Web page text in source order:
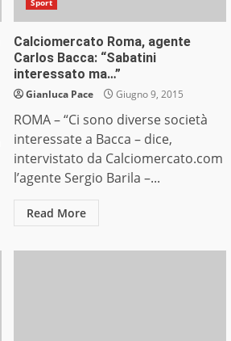
Sport
Calciomercato Roma, agente
Carlos Bacca: “Sabatini
interessato ma…”
Gianluca Pace Giugno 9, 2015
ROMA – “Ci sono diverse società
interessate a Bacca – dice,
intervistato da Calciomercato.com
l’agente Sergio Barila –...
Read More